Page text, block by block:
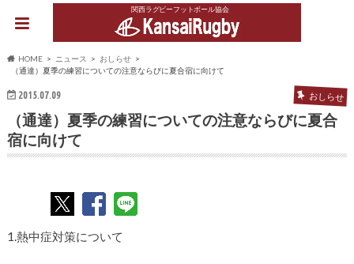
関西ラグビーフットボール協会
HOME ニュース
おしらせ
（通達）夏季の練習についての注意ならびに夏合宿に向けて
2015.07.09 おしらせ
（通達）夏季の練習についての注意ならびに夏合
宿に向けて
1.熱中症対策について